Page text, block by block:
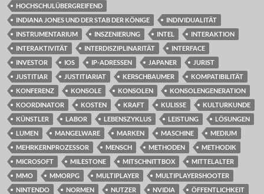
HOCHSCHULÜBERGREIFEND
INDIANA JONES UND DER STAB DER KÖNIGE
INDIVIDUALITÄT
INSTRUMENTARIUM
INSZENIERUNG INTEL
INTERAKTION
INTERAKTIVITÄT
INTERDISZIPLINARITÄT
INTERFACE
INVESTOR
IOS IP-ADRESSEN JAPANER
JURIST
JUSTITIAR
JUSTITIARIAT KERSCHBAUMER
KOMPATIBILITÄT
KONFERENZ
KONSOLE KONSOLEN
KONSOLENGENERATION
KOORDINATOR
KOSTEN KRAFT KULISSE
KULTURKUNDE
KÜNSTLER
LABOR LEBENSZYKLUS LEISTUNG
LÖSUNGEN
LUMEN
MANGELWARE MARKEN MASCHINE
MEDIUM
MEHRKERNPROZESSOR
MENSCH METHODEN
METHODIK
MICROSOFT
MILESTONE MITSCHNITTBOX
MITTELALTER
MMO
MMORPG MULTIPLAYER
MULTIPLAYERSHOOTER
NINTENDO
NORMEN NUTZER NVIDIA
ÖFFENTLICHKEIT